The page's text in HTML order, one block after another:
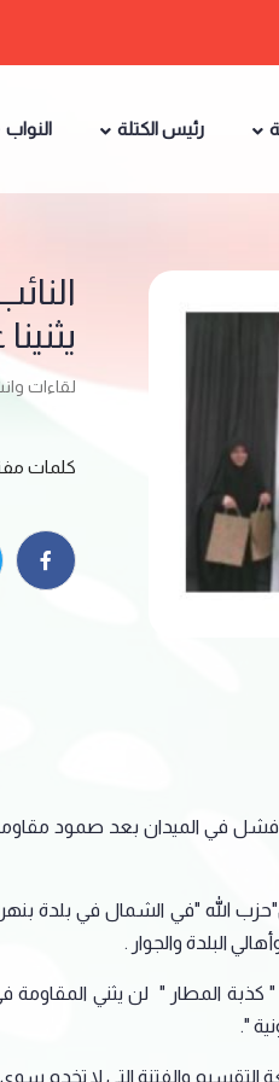
رئيس الكتلة النواب
لقاءات
كلمات
فشل في الميدان بعد صمود
الله "في الشمال في بلدة
البلدة والجوار .
المطار " لن يثني المقاومة
".
التقسيم والفتنة التي لا تخدم سوى